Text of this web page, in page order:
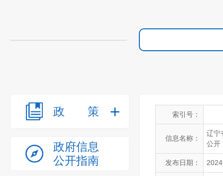
政策
政府信息
公开指南
索引号：
信息名称：
辽宁
公开
发布日期：